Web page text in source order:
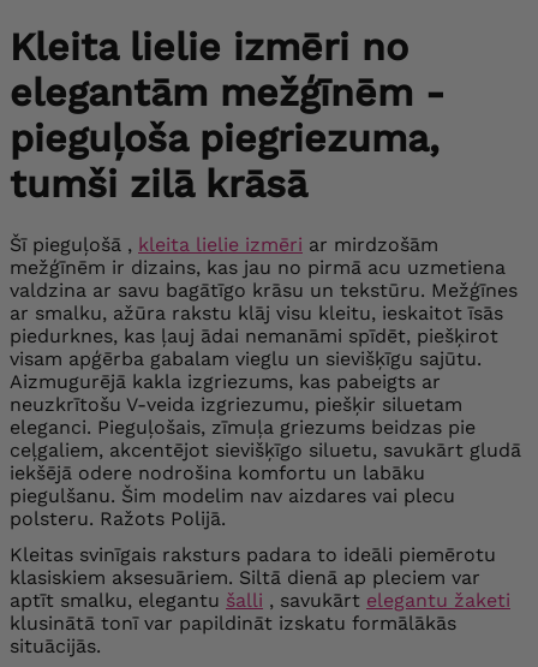
Kleita lielie izmēri no
elegantām mežģīnēm -
pieguļoša piegriezuma,
tumši zilā krāsā
Šī pieguļošā , kleita lielie izmēri ar mirdzošām
mežģīnēm ir dizains, kas jau no pirmā acu uzmetiena
valdzina ar savu bagātīgo krāsu un tekstūru. Mežģīnes
ar smalku, ažūra rakstu klāj visu kleitu, ieskaitot īsās
piedurknes, kas ļauj ādai nemanāmi spīdēt, piešķirot
visam apģērba gabalam vieglu un sievišķīgu sajūtu.
Aizmugurējā kakla izgriezums, kas pabeigts ar
neuzkrītošu V-veida izgriezumu, piešķir siluetam
eleganci. Pieguļošais, zīmuļa griezums beidzas pie
ceļgaliem, akcentējot sievišķīgo siluetu, savukārt gludā
iekšējā odere nodrošina komfortu un labāku
piegulšanu. Šim modelim nav aizdares vai plecu
polsteru. Ražots Polijā.
Kleitas svinīgais raksturs padara to ideāli piemērotu
klasiskiem aksesuāriem. Siltā dienā ap pleciem var
aptīt smalku, elegantu šalli , savukārt elegantu žaketi
klusinātā tonī var papildināt izskatu formālākās
situācijās.